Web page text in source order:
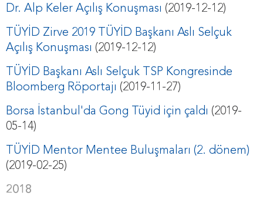
Dr. Alp Keler Açılış Konuşması (2019-12-12)
TÜYİD Zirve 2019 TÜYİD Başkanı Aslı Selçuk
Açılış Konuşması (2019-12-12)
TÜYİD Başkanı Aslı Selçuk TSP Kongresinde
Bloomberg Röportajı (2019-11-27)
Borsa İstanbul'da Gong Tüyid için çaldı (2019-
05-14)
TÜYİD Mentor Mentee Buluşmaları (2. dönem)
(2019-02-25)
2018